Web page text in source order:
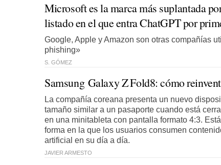
Microsoft es la marca más suplantada
listado en el que entra ChatGPT por
Google, Apple y Amazon son otras compañías
phishing»
S. GÓMEZ
Samsung Galaxy Z Fold8: cómo
La compañía coreana presenta un nuevo
tamaño similar a un pasaporte cuando está
en una minitableta con pantalla formato 4:3.
forma en la que los usuarios consumen
artificial en su día a día.
JAVIER ARMESTO